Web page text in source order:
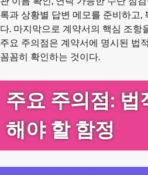
록과 상황별 답변 메모를 준비하고,
다. 마지막으로 계약서의 핵심 조항
주요 주의점은 계약서에 명시된 법
꼼꼼히 확인하는 것이다.
주요 주의점: 법
해야 할 함정